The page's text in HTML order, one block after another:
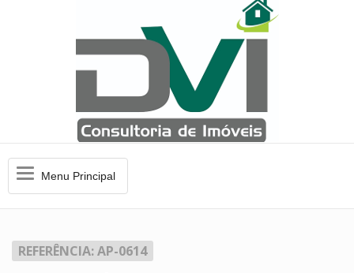
MenuMenu Principal
REFERÊNCIA: AP-0614